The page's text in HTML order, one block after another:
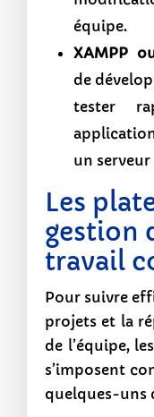
équipe.
XAMPP
de
tester
un serveur
Les
gestion
travail
Pour suivre
projets et la
de l’équipe,
s’imposent
quelques-uns